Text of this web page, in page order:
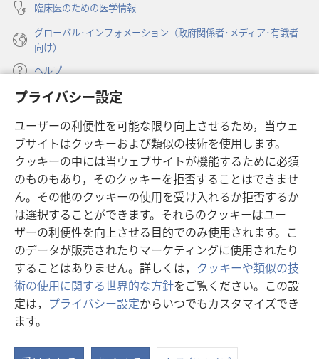
プライバシー設定
ユーザーの利便性を可能な限り向上させるため，当ウェ
ブサイトはクッキーおよび類似の技術を使用します。
クッキーの中には当ウェブサイトが機能するために必須
のものもあり，そのクッキーを拒否することはできませ
ん。その他のクッキーの使用を受け入れるか拒否するか
は選択することができます。それらのクッキーはユー
ザーの利便性を向上させる目的でのみ使用されます。こ
のデータが販売されたりマーケティングに使用されたり
することはありません。詳しくは， クッキーや類似の技
術の使用に関する世界的な方針をご覧ください。この設
定は， プライバシー設定からいつでもカスタマイズでき
ます。
臨床医のための医学情報
グローバル･インフォメーション（政府関係者･メディア･有識者
向け）
ヘルプ
寄付
し
い
タ
ブ
で
開
く）
ものみの塔 オンライン・ライブラリー
（新
し
い
タ
ブ
で
開
く）
JW Hub ®
（新
し
い
タ
ブ
で
開
く）
JW Library
Watchtower Library®
Copyright
利用規約